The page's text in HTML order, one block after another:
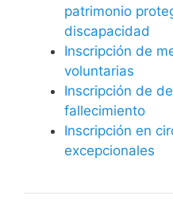
patrimonio
discapacidad
Inscripción de
voluntarias
Inscripción de
fallecimiento
Inscripción en
excepcionales